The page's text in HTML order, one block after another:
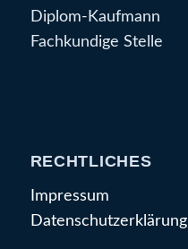
Diplom-Kaufmann
Fachkundige Stelle
RECHTLICHES
Impressum
Datenschutzerklärung